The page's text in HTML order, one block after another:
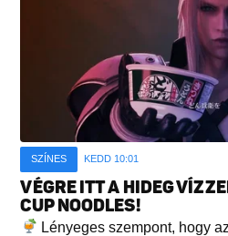
SZÍNES KEDD 10:01
VÉGRE ITT A HIDEG
CUP NOODLES!
Lényeges szempont, hogy